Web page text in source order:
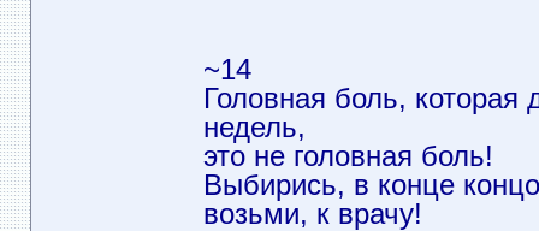
~14
Головная боль, которая
недель,
это не головная боль!
Выбирись, в конце
возьми, к врачу!